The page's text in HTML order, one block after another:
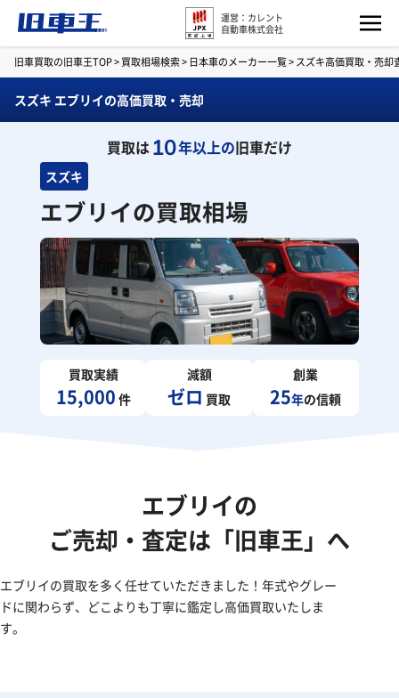
運営：カレント
自動車株式会社
旧車買取の旧車王TOP>買取相場検索> 日本車のメーカー一覧> スズキ高価買取・売却
スズキ エブリイの高価買取・売却
買取は10年以上の旧車だけ
スズキ
エブリイの買取相場
買取実績
15,000 件
減額
ゼロ 買取
創業
25年の信頼
エブリイの
ご売却・査定は「旧車王」へ
エブリイの買取を多く任せていただきました！年式やグレー
ドに関わらず、どこよりも丁寧に鑑定し高価買取いたしま
す。